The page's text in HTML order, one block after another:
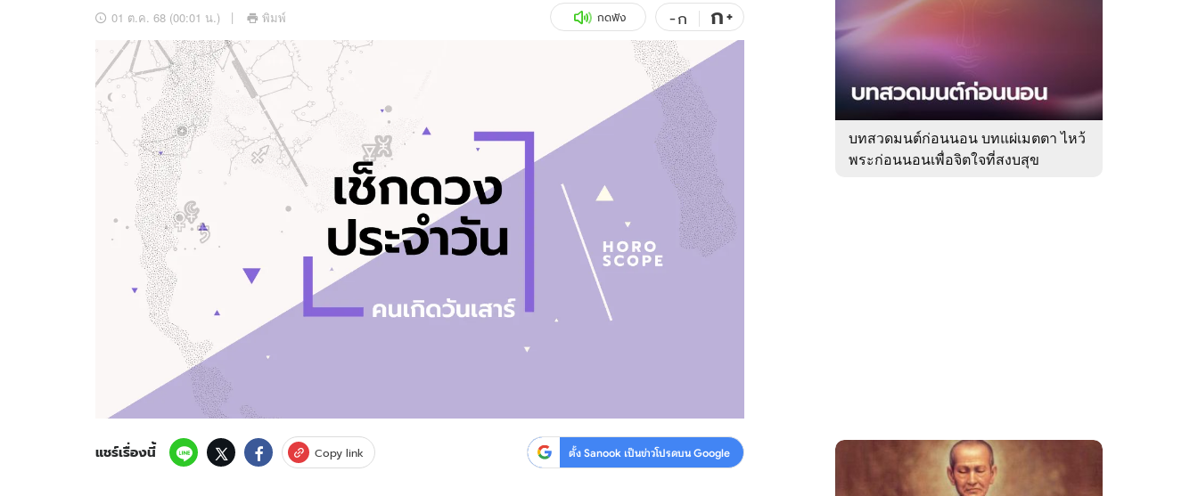
อัปเดตจีน
เช็กข่าวชัวร์
สุขภาพ
Sanook Choice
ดูทีวี
WeTV
ดาวน์โหลดสนุกแอปฟรี ติดตามสนุกโซเชียลได้ที่
สงวนลิขสิทธิ์ ©2569 บริษัท อิมเมจ ฟิวเจอร์ (ประเทศไทย) จำกัด
01 ต.ค. 68 (00:01 น.) พิมพ์ กดฟัง -ก ก+
แชร์เรื่องนี้ Copy link ตั้ง Sanook เป็นข่าวโปรดบน Google
ของ
Sanook
ดูด
บทสวดมนต์ก่อนนอน บทแผ่เมตตา ไหว้
พระก่อนนอนเพื่อจิตใจที่สงบสุข